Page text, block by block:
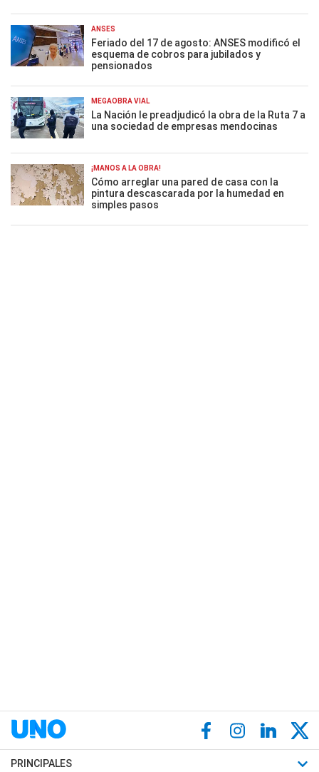
ANSES
Feriado del 17 de agosto: ANSES modificó el
esquema de cobros para jubilados y
pensionados
MEGAOBRA VIAL
La Nación le preadjudicó la obra de la Ruta 7 a
una sociedad de empresas mendocinas
¡MANOS A LA OBRA!
Cómo arreglar una pared de casa con la
pintura descascarada por la humedad en
simples pasos
PRINCIPALES